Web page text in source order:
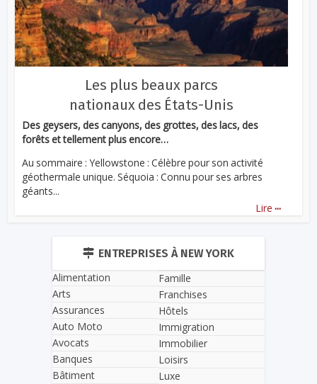
Les plus beaux parcs
nationaux des États-Unis
Des geysers, des canyons, des grottes, des lacs, des
forêts et tellement plus encore…
Au sommaire : Yellowstone : Célèbre pour son activité
géothermale unique. Séquoia : Connu pour ses arbres
géants...
Lire ...
ENTREPRISES À NEW YORK
Alimentation
Arts
Assurances
Auto Moto
Avocats
Banques
Bâtiment
Famille
Franchises
Hôtels
Immigration
Immobilier
Loisirs
Luxe